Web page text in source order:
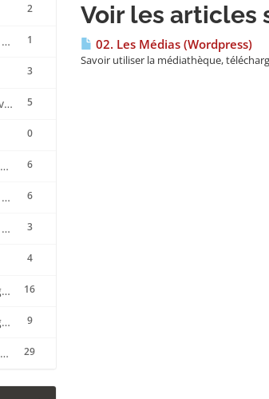
2
1
4. Statisitques et rapports CentovaCast
3
5
Foire aux questions CentovaCast
0
6
Manager Radio STREAMING CENTER
6
Manager Streaming Vidéo TVMCP
3
Manager Streaming Vidéo VDO
4
16
Tutoriels vidéos du Manager Radio CentovaCast
9
Tutoriels vidéos du Manager Radio STREAMING CENTER
29
Tutoriels vidéos et pdf du CMS Radio Wordpress + OnAir2/Pro.Radio
Voir les articles
02. Les Médias (Wordpress)
Savoir utiliser la médiathèque,